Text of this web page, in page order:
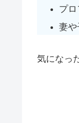
プロ
妻や
気になっ